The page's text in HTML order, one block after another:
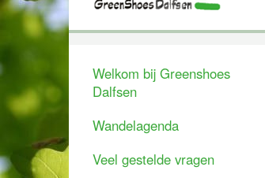
Welkom bij Greenshoes
Dalfsen
Wandelagenda
Veel gestelde vragen